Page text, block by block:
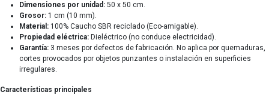
Dimensiones por unidad: 50 x 50 cm.
Grosor: 1 cm (10 mm).
Material: 100% Caucho SBR reciclado (Eco-amigable).
Propiedad eléctrica: Dieléctrico (no conduce electricidad).
Garantía: 3 meses por defectos de fabricación. No aplica por quemaduras,
cortes provocados por objetos punzantes o instalación en superficies
irregulares.
Características principales